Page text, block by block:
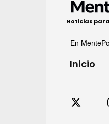
Noticias
En
Inicio